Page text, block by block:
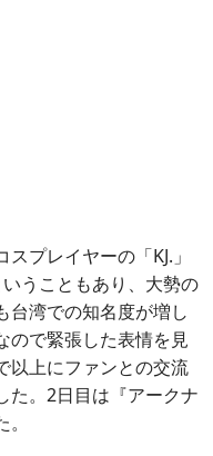
プレイヤーの「KJ.」
うこともあり、大勢の
台湾での知名度が増し
ので緊張した表情を見
以上にファンとの交流
た。2日目は『アークナ